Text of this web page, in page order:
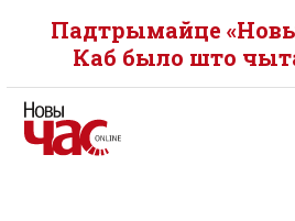
Падтрымайце
Каб было што